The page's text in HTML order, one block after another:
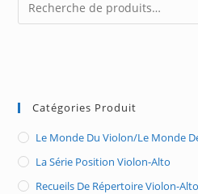
Catégories Produit
Le Monde Du Violon/Le Monde
La Série Position Violon-Alto
Recueils De Répertoire Violon-Alto